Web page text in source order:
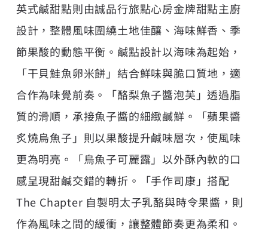
英式鹹甜點則由誠品行旅點心房金牌甜點主廚
設計，整體風味圍繞土地佳釀、海味鮮香、季
節果酸的動態平衡。鹹點設計以海味為起始，
「干貝鮭魚卵米餅」結合鮮味與脆口質地，適
合作為味覺前奏。「酪梨魚子醬泡芙」透過脂
質的滑順，承接魚子醬的細緻鹹鮮。「蘋果醬
炙燒烏魚子」則以果酸提升鹹味層次，使風味
更為明亮。「烏魚子可麗露」以外酥內軟的口
感呈現甜鹹交錯的轉折。「手作司康」搭配
The Chapter 自製明太子乳酪與時令果醬，則
作為風味之間的緩衝，讓整體節奏更為柔和。